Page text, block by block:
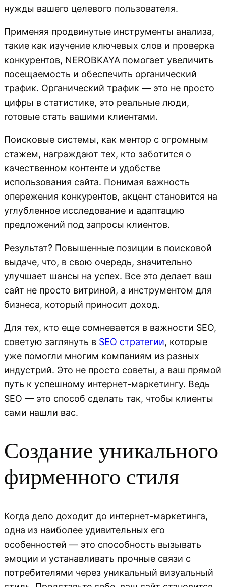
нужды вашего целевого пользователя.
Применяя продвинутые инструменты анализа,
такие как изучение ключевых слов и проверка
конкурентов, NEROBKAYA помогает увеличить
посещаемость и обеспечить органический
трафик. Органический трафик — это не просто
цифры в статистике, это реальные люди,
готовые стать вашими клиентами.
Поисковые системы, как ментор с огромным
стажем, награждают тех, кто заботится о
качественном контенте и удобстве
использования сайта. Понимая важность
опережения конкурентов, акцент становится на
углубленное исследование и адаптацию
предложений под запросы клиентов.
Результат? Повышенные позиции в поисковой
выдаче, что, в свою очередь, значительно
улучшает шансы на успех. Все это делает ваш
сайт не просто витриной, а инструментом для
бизнеса, который приносит доход.
Для тех, кто еще сомневается в важности SEO,
советую заглянуть в SEO стратегии, которые
уже помогли многим компаниям из разных
индустрий. Это не просто советы, а ваш прямой
путь к успешному интернет-маркетингу. Ведь
SEO — это способ сделать так, чтобы клиенты
сами нашли вас.
Создание уникального
фирменного стиля
Когда дело доходит до интернет-маркетинга,
одна из наиболее удивительных его
особенностей — это способность вызывать
эмоции и устанавливать прочные связи с
потребителями через уникальный визуальный